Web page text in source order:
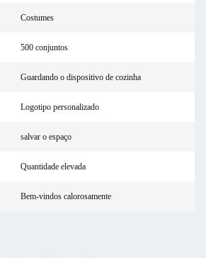
Costumes
500 conjuntos
Guardando o dispositivo de cozinha
Logotipo personalizado
salvar o espaço
Quantidade elevada
Bem-vindos calorosamente